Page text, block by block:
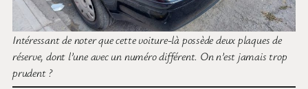
Intéressant de noter que cette voiture-là possède deux plaques de
réserve, dont l’une avec un numéro différent. On n’est jamais trop
prudent ?